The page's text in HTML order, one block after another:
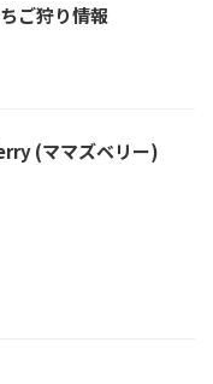
ご狩り情報
(ママズベリー)